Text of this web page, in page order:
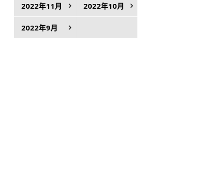
2022年11月 2022年10月
2022年9月